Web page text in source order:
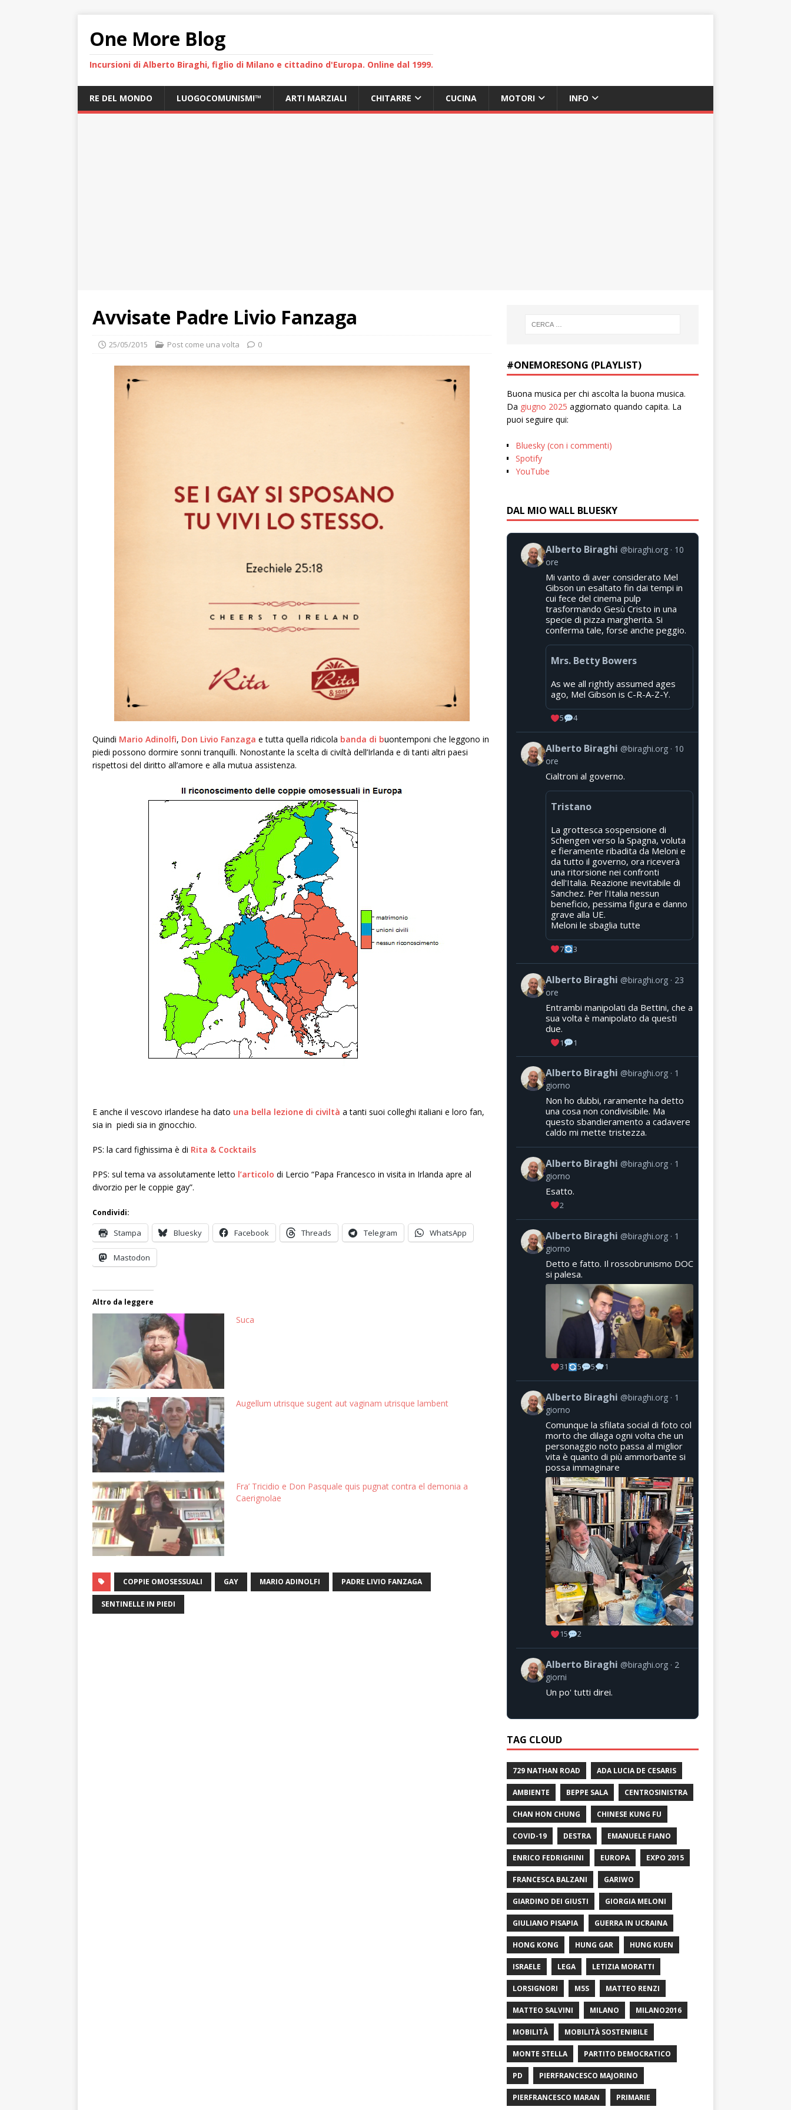
One More Blog
Incursioni di Alberto Biraghi, figlio di Milano e cittadino d'Europa. Online dal 1999.
RE DEL MONDO LUOGOCOMUNISMI™ ARTI MARZIALI CHITARRE CUCINA MOTORI INFO
Avvisate Padre Livio Fanzaga
25/05/2015 Post come una volta 0
Quindi Mario Adinolfi, Don Livio Fanzaga e tutta quella ridicola banda di buontemponi che leggono in
piedi possono dormire sonni tranquilli. Nonostante la scelta di civiltà dell’Irlanda e di tanti altri paesi
rispettosi del diritto all’amore e alla mutua assistenza.
E anche il vescovo irlandese ha dato una bella lezione di civiltà a tanti suoi colleghi italiani e loro fan,
sia in piedi sia in ginocchio.
PS: la card fighissima è di Rita & Cocktails
PPS: sul tema va assolutamente letto l’articolo di Lercio “Papa Francesco in visita in Irlanda apre al
divorzio per le coppie gay”.
Condividi:
Stampa Bluesky Facebook Threads Telegram WhatsApp
Mastodon
Altro da leggere
Suca
Augellum utrisque sugent aut vaginam utrisque lambent
Fra’ Tricidio e Don Pasquale quis pugnat contra el demonia a
Caerignolae
COPPIE OMOSESSUALI GAY MARIO ADINOLFI PADRE LIVIO FANZAGA
SENTINELLE IN PIEDI
#ONEMORESONG (PLAYLIST)
Buona musica per chi ascolta la buona musica.
Da giugno 2025 aggiornato quando capita. La
puoi seguire qui:
Bluesky (con i commenti)
Spotify
YouTube
DAL MIO WALL BLUESKY
Alberto Biraghi @biraghi.org
10
ore
Mi vanto di aver considerato Mel
Gibson un esaltato fin dai tempi in
cui fece del cinema pulp
trasformando Gesù Cristo in una
specie di pizza margherita. Si
conferma tale, forse anche peggio.
Mrs. Betty Bowers
As we all rightly assumed ages
ago, Mel Gibson is C-R-A-Z-Y.
5 4
Alberto Biraghi @biraghi.org
10
ore
Cialtroni al governo.
Tristano
La grottesca sospensione di
Schengen verso la Spagna, voluta
e fieramente ribadita da Meloni e
da tutto il governo, ora riceverà
una ritorsione nei confronti
dell'Italia. Reazione inevitabile di
Sanchez. Per l'Italia nessun
beneficio, pessima figura e danno
grave alla UE.
Meloni le sbaglia tutte
7 3
Alberto Biraghi @biraghi.org
23
ore
Entrambi manipolati da Bettini, che a
sua volta è manipolato da questi
due.
1 1
Alberto Biraghi @biraghi.org
1
giorno
Non ho dubbi, raramente ha detto
una cosa non condivisibile. Ma
questo sbandieramento a cadavere
caldo mi mette tristezza.
Alberto Biraghi @biraghi.org
1
giorno
Esatto.
2
Alberto Biraghi @biraghi.org
1
giorno
Detto e fatto. Il rossobrunismo DOC
si palesa.
31 5 5 1
Alberto Biraghi @biraghi.org
1
giorno
Comunque la sfilata social di foto col
morto che dilaga ogni volta che un
personaggio noto passa al miglior
vita è quanto di più ammorbante si
possa immaginare
15 2
Alberto Biraghi @biraghi.org
2
giorni
Un po' tutti direi.
TAG CLOUD
729 NATHAN ROAD ADA LUCIA DE CESARIS
AMBIENTE BEPPE SALA CENTROSINISTRA
CHAN HON CHUNG CHINESE KUNG FU
COVID-19 DESTRA EMANUELE FIANO
ENRICO FEDRIGHINI EUROPA EXPO 2015
FRANCESCA BALZANI GARIWO
GIARDINO DEI GIUSTI GIORGIA MELONI
GIULIANO PISAPIA GUERRA IN UCRAINA
HONG KONG HUNG GAR HUNG KUEN
ISRAELE LEGA LETIZIA MORATTI
LORSIGNORI M5S MATTEO RENZI
MATTEO SALVINI MILANO MILANO2016
MOBILITÀ MOBILITÀ SOSTENIBILE
MONTE STELLA PARTITO DEMOCRATICO
PD PIERFRANCESCO MAJORINO
PIERFRANCESCO MARAN PRIMARIE